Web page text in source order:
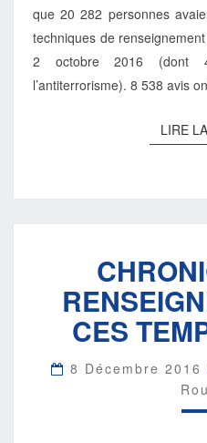
que 20 282 personnes
techniques de
2 octobre 2016 (dont
l’antiterrorisme). 8 538 avis
LIRE
CES
8 Décembre 2016